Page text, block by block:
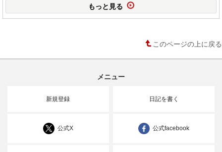
もっと見る
このページの上に戻る
メニュー
新規登録 日記を書く
公式X 公式facebook